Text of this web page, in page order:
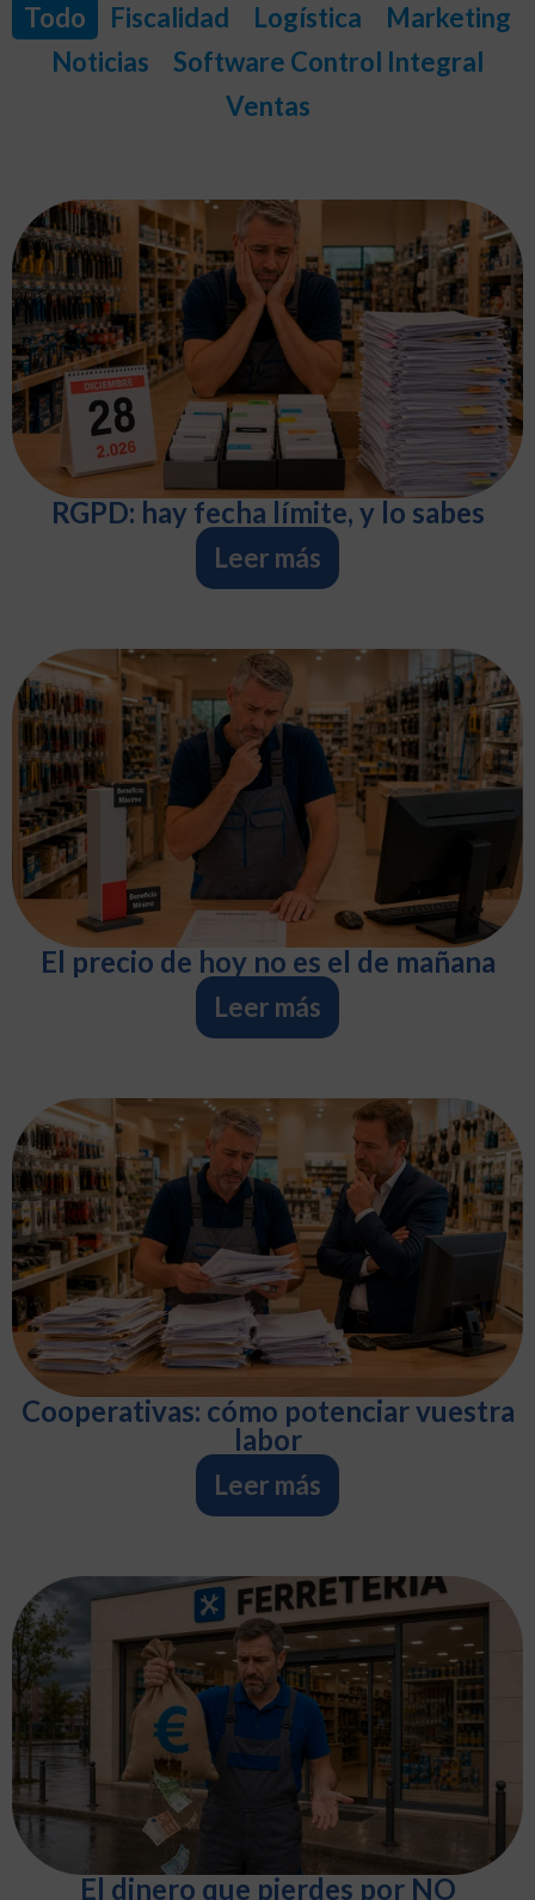
Fiscalidad Logística
Marketing
Noticias
Software Control Integral
Ventas
Todo
RGPD: hay fecha límite, y lo sabes
Leer más
El precio de hoy no es el de mañana
Leer más
Cooperativas: cómo potenciar vuestra
labor
Leer más
El dinero que pierdes por NO